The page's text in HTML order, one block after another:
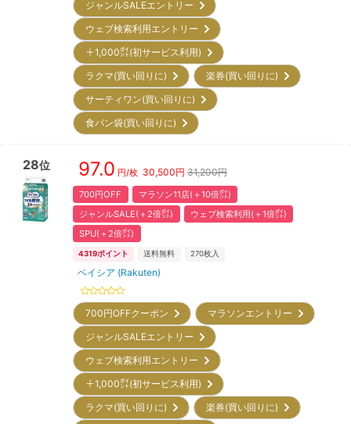
ジャンルSALEエントリー
ウェブ検索利用エントリー
＋1,000㌽(初サービス利用)
ラクマ(買い回りに)
楽券(買い回りに)
サーティワン(買い回りに)
食パン袋(買い回りに)
28位 97.0 円/枚 30,500円 31,200円
700円OFF
マラソン11店(＋10倍㌽)
ジャンルSALE(＋2倍㌽)
ウェブ検索利用(＋1倍㌽)
SPU(＋2倍㌽)
4319ポイント 送料無料 270枚入
ベイシア (Rakuten)
700円OFFクーポン
マラソンエントリー
ジャンルSALEエントリー
ウェブ検索利用エントリー
＋1,000㌽(初サービス利用)
ラクマ(買い回りに)
楽券(買い回りに)